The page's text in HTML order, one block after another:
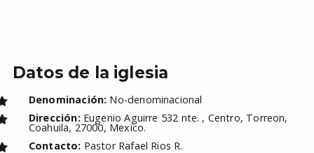
Datos de la iglesia
Denominación: No-denominacional
Dirección: Eugenio Aguirre 532 nte. , Centro, Torreon,
Coahuila, 27000, Mexico.
Contacto: Pastor Rafael Rios R.